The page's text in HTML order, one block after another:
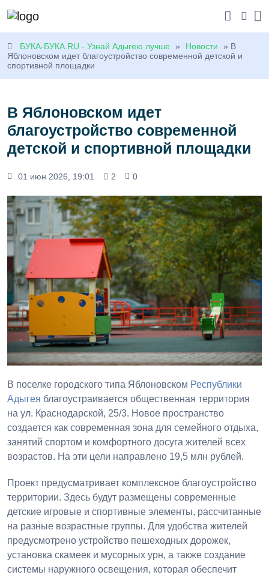
БУКА-БУКА.RU - Узнай Адыгею лучше » Новости
» В
Яблоновском идет благоустройство современной детской и
спортивной площадки
В Яблоновском идет
благоустройство современной
детской и спортивной площадки
01 июн 2026, 19:01 2 0
В поселке городского типа Яблоновском Республики
Адыгея благоустраивается общественная территория
на ул. Краснодарской, 25/3. Новое пространство
создается как современная зона для семейного отдыха,
занятий спортом и комфортного досуга жителей всех
возрастов. На эти цели направлено 19,5 млн рублей.
Проект предусматривает комплексное благоустройство
территории. Здесь будут размещены современные
детские игровые и спортивные элементы, рассчитанные
на разные возрастные группы. Для удобства жителей
предусмотрено устройство пешеходных дорожек,
установка скамеек и мусорных урн, а также создание
системы наружного освещения, которая обеспечит